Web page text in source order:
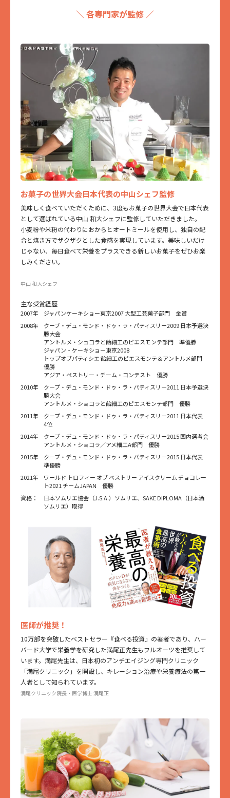
＼ 各専門家が監修 ／
お菓子の世界大会日本代表の中山シェフ監修
美味しく食べていただくために、3度もお菓子の世界大会で日本代表
として選ばれている中山 和大シェフに監修していただきました。
小麦粉や米粉の代わりにおからとオートミールを使用し、独自の配
合と焼き方でザクザクとした食感を実現しています。美味しいだけ
じゃない、毎日食べて栄養をプラスできる新しいお菓子をぜひお楽
しみください。
中山 和大シェフ
主な受賞経歴
2007年
ジャパンケーキショー東京2007 大型工芸菓子部門 金賞
2008年
クープ・デュ・モンド・ドゥ・ラ・パティスリー2009 日本予選決
勝大会
アントルメ・ショコラと飴細工のピエスモンテ部門 準優勝
ジャパン・ケーキショー東京2008
トップオブパティシエ 飴細工のピエスモンテ＆アントルメ部門
優勝
アジア・ペストリー・チーム・コンテスト 優勝
2010年
クープ・デュ・モンド・ドゥ・ラ・パティスリー2011 日本予選決
勝大会
アントルメ・ショコラと飴細工のピエスモンテ部門 優勝
2011年
クープ・デュ・モンド・ドゥ・ラ・パティスリー2011 日本代表
4位
2014年
クープ・デュ・モンド・ドゥ・ラ・パティスリー2015 国内選考会
アントルメ・ショコラ／アメ細工A部門 優勝
2015年
クープ・デュ・モンド・ドゥ・ラ・パティスリー2015 日本代表
準優勝
2021年
ワールド トロフィー オブ ペストリー アイスクリーム チョコレー
ト2021 チームJAPAN 優勝
資格：
日本ソムリエ協会（J.S.A.）ソムリエ、SAKE DIPLOMA（日本酒
ソムリエ）取得
医師が推奨！
10万部を突破したベストセラー『食べる投資』の著者であり、ハー
バード大学で栄養学を研究した満尾正先生もフルオーツを推奨して
います。満尾先生は、日本初のアンチエイジング専門クリニック
「満尾クリニック」を開設し、キレーション治療や栄養療法の第一
人者として知られています。
満尾クリニック院長・医学博士 満尾正